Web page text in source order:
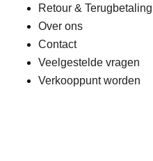
Retour & Terugbetaling
Over ons
Contact
Veelgestelde vragen
Verkooppunt worden